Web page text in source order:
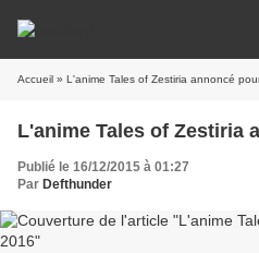
Accueil » L'anime Tales of Zestiria annoncé
L'anime Tales of Zestiria
Publié le 16/12/2015 à 01:27
Par Defthunder